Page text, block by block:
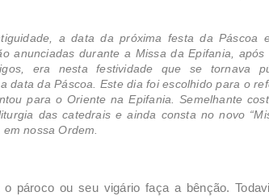
a data da próxima festa da Páscoa
anunciadas durante a Missa da Epifania,
era nesta festividade que se tornava
data da Páscoa. Este dia foi escolhido para o
para o Oriente na Epifania. Semelhante
das catedrais e ainda consta no novo
nossa Ordem.
pároco ou seu vigário faça a bênção.